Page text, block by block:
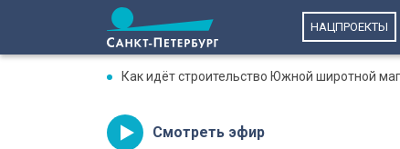
НАЦПРОЕКТЫ
Как идёт строительство Южной широтной
Смотреть эфир